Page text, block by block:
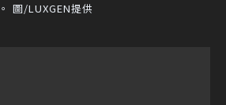
圖/LUXGEN提供